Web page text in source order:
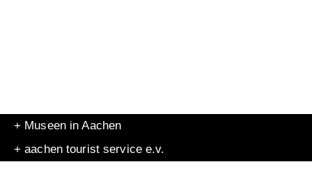
+ Museen in Aachen
+ aachen tourist service e.v.